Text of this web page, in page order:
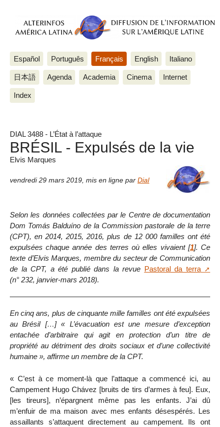
Español Português Français English Italiano
日本語 Agenda Academia Cinema Internet
Index
DIAL 3488 - L’État à l’attaque
BRÉSIL - Expulsés de la vie
Elvis Marques
vendredi 29 mars 2019 mis en ligne par Dial
Selon les données collectées par le Centre de documentation
Dom Tomás Balduíno de la Commission pastorale de la terre
(CPT), en 2014, 2015, 2016, plus de 12 000 familles ont été
expulsées chaque année des terres où elles vivaient[1]. Ce
texte d’Elvis Marques, membre du secteur de Communication
de la CPT, a été publié dans la revue Pastoral da terra
(n° 232, janvier-mars 2018).
En cinq ans, plus de cinquante mille familles ont été expulsées
au Brésil […] « L’évacuation est une mesure d’exception
entachée d’arbitraire qui agit en protection d’un titre de
propriété au détriment des droits sociaux et d’une collectivité
humaine », affirme un membre de la CPT.
« C’est à ce moment-là que l’attaque a commencé ici, au
Campement Hugo Chávez [bruits de tirs d’armes à feu]. Eux,
[les tireurs], n’épargnent même pas les enfants. J’ai dû
m’enfuir de ma maison avec mes enfants désespérés. Les
assaillants s’attaquent directement au campement. Ils ont